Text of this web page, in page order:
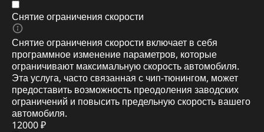
Снятие ограничения скорости
Снятие ограничения скорости включает в себя
программное изменение параметров, которые
ограничивают максимальную скорость автомобиля.
Эта услуга, часто связанная с чип-тюнингом, может
предоставить возможность преодоления заводских
ограничений и повысить предельную скорость вашего
автомобиля.
12000 ₽